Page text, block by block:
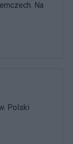
Na
Polski